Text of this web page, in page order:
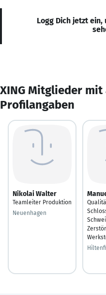
Logg Dich jetzt
XING Mitglieder
Profilangaben
Nikolai Walter
Teamleiter Produktion
Neuenhagen